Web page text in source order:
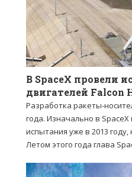
В SpaceX провели
двигателей Falcon
Разработка ракеты-
года. Изначально в
испытания уже в 2013
Летом этого года глава